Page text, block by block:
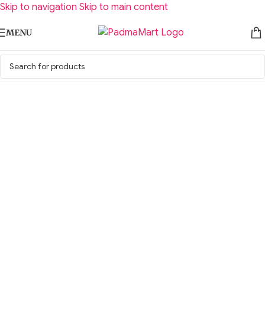
Skip to navigation Skip to main content
MENU